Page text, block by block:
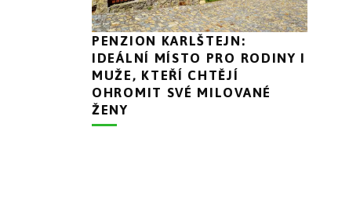
PENZION KARLŠTEJN:
IDEÁLNÍ MÍSTO PRO RODINY I
MUŽE, KTEŘÍ CHTĚJÍ
OHROMIT SVÉ MILOVANÉ
ŽENY